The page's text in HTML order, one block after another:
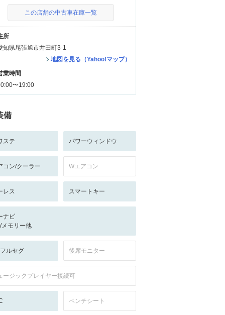
この店舗の中古車在庫一覧
所
知県尾張旭市井田町3-1
地図を見る（Yahoo!マップ）
業時間
〜19:00
備
ステ パワーウィンドウ
コン/クーラー Wエアコン
レス スマートキー
ナビ
メモリー他
ルセグ 後席モニター
ージックプレイヤー接続可
ベンチシート